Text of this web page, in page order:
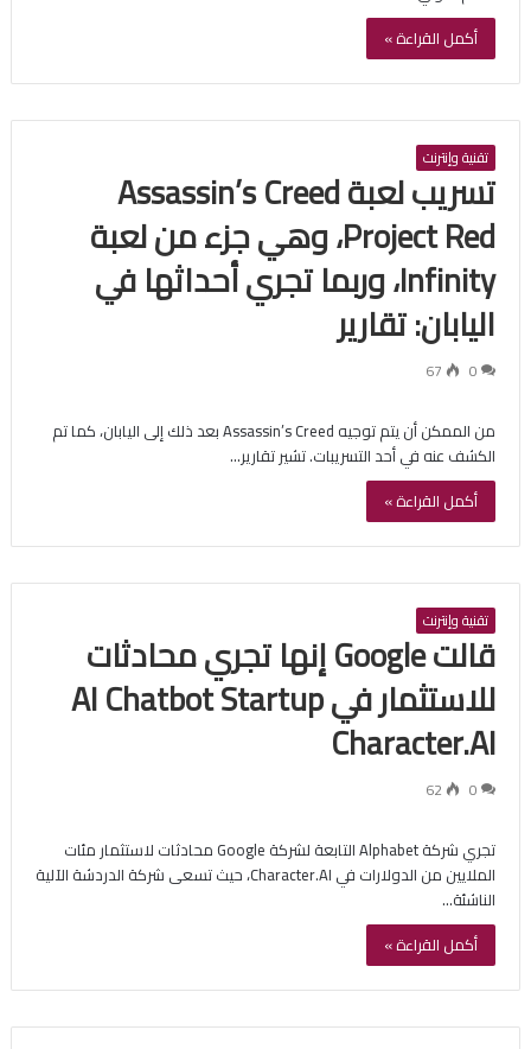
أكمل القراءة »
تقنية وإنترنت
تسريب لعبة Assassin’s Creed
Project Red، وهي جزء من لعبة
Infinity، وربما تجري أحداثها في
اليابان: تقارير
0
67
من الممكن أن يتم توجيه Assassin’s Creed بعد ذلك إلى اليابان، كما تم
الكشف عنه في أحد التسريبات. تشير تقارير…
أكمل القراءة »
تقنية وإنترنت
قالت Google إنها تجري محادثات
للاستثمار في AI Chatbot Startup
Character.AI
0
62
تجري شركة Alphabet التابعة لشركة Google محادثات لاستثمار مئات
الملايين من الدولارات في Character.AI، حيث تسعى شركة الدردشة الآلية
الناشئة…
أكمل القراءة »